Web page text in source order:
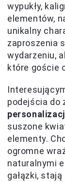
wypukły,
elementów,
unikalny
zaproszenia
wydarzeniu,
które goście
podejścia do
suszone
elementy.
ogromne
naturalnymi
gałązki,